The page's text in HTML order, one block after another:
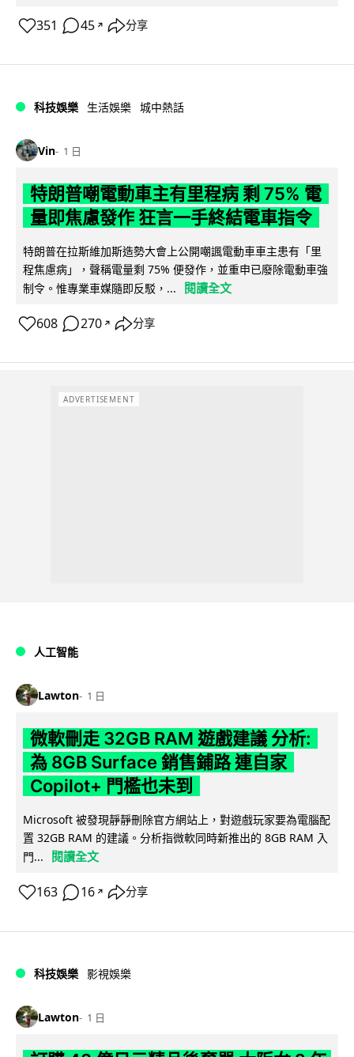
351 45 ↗ 分享
科技娛樂 生活娛樂 城中熱話
Vin 1 日
特朗普嘲電動車主有里程病 剩 75% 電
量即焦慮發作 狂言一手終結電車指令
特朗普在拉斯維加斯造勢大會上公開嘲諷電動車車主患有「里
程焦慮病」，聲稱電量剩 75% 便發作，並重申已廢除電動車強
制令。惟專業車媒隨即反駁，...
閱讀全文
608 270 ↗ 分享
ADVERTISEMENT
人工智能
Lawton 1 日
微軟刪走 32GB RAM 遊戲建議 分析:
為 8GB Surface 銷售鋪路 連自家
Copilot+ 門檻也未到
Microsoft 被發現靜靜刪除官方網站上，對遊戲玩家要為電腦配
置 32GB RAM 的建議。分析指微軟同時新推出的 8GB RAM 入
門...
閱讀全文
163 16 ↗ 分享
科技娛樂 影視娛樂
Lawton 1 日